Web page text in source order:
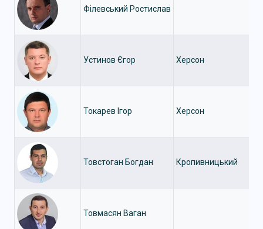
Філевський Ростислав
Устинов Єгор Херсон
Токарев Ігор Херсон
Товстоган Богдан Кропивницький
Товмасян Ваган